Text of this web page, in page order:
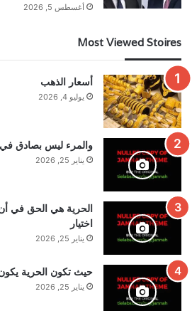
أغسطس 5, 2026
Most Viewed Stoires
أسعار الذهب
يوليو 4, 2026
والمرء ليس بصادق في
يناير 25, 2026
الحرية هي الحق في
اختيار
يناير 25, 2026
حيث تكون الحرية
يناير 25, 2026